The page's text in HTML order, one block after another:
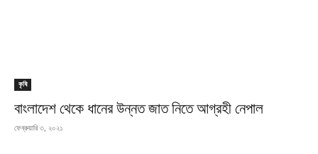
কৃষি
বাংলাদেশ থেকে ধানের উন্নত জাত নিতে আগ্রহী নেপাল
ফেব্রুয়ারি ৩, ২০২১